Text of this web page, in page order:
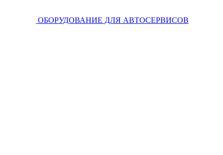
ОБОРУДОВАНИЕ ДЛЯ АВТОСЕРВИСОВ